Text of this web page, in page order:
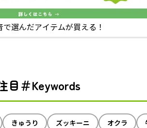
選んだアイテムが買える！
目＃Keywords
きゅうり ズッキーニ オクラ